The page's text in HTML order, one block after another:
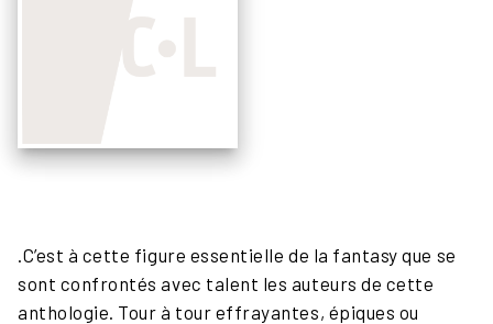
.C’est à cette figure essentielle de la fantasy que se
sont confrontés avec talent les auteurs de cette
anthologie. Tour à tour effrayantes, épiques ou